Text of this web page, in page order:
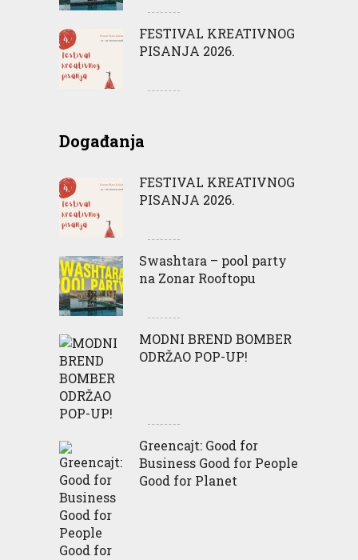
FESTIVAL KREATIVNOG
PISANJA 2026.
Događanja
FESTIVAL KREATIVNOG
PISANJA 2026.
Swashtara – pool party
na Zonar Rooftopu
MODNI BREND BOMBER
ODRŽAO POP-UP!
Greencajt: Good for
Business Good for People
Good for Planet